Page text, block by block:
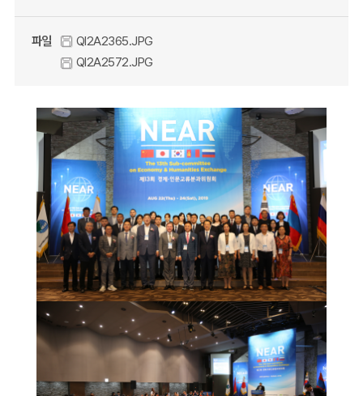
파일
QI2A2365.JPG
QI2A2572.JPG